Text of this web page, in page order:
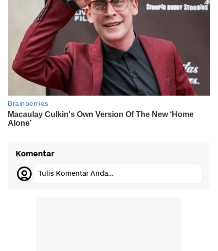
Komentar
Tulis Komentar Anda...